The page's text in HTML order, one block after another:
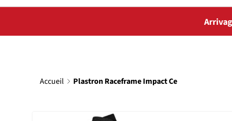
Accueil Plastron Raceframe Impact Ce